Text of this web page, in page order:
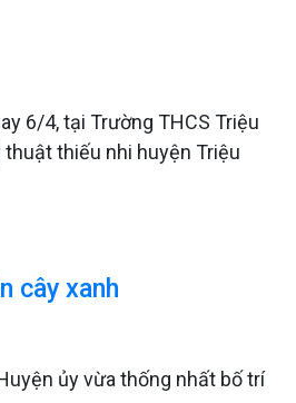
6/4, tại Trường THCS Triệu
thuật thiếu nhi huyện Triệu
cây xanh
ủy vừa thống nhất bố trí